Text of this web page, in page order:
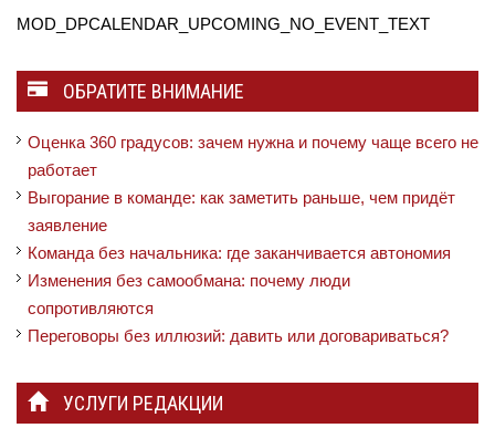
MOD_DPCALENDAR_UPCOMING_NO_EVENT_TEXT
ОБРАТИТЕ ВНИМАНИЕ
Оценка 360 градусов: зачем нужна и почему чаще всего не
работает
Выгорание в команде: как заметить раньше, чем придёт
заявление
Команда без начальника: где заканчивается автономия
Изменения без самообмана: почему люди
сопротивляются
Переговоры без иллюзий: давить или договариваться?
УСЛУГИ РЕДАКЦИИ